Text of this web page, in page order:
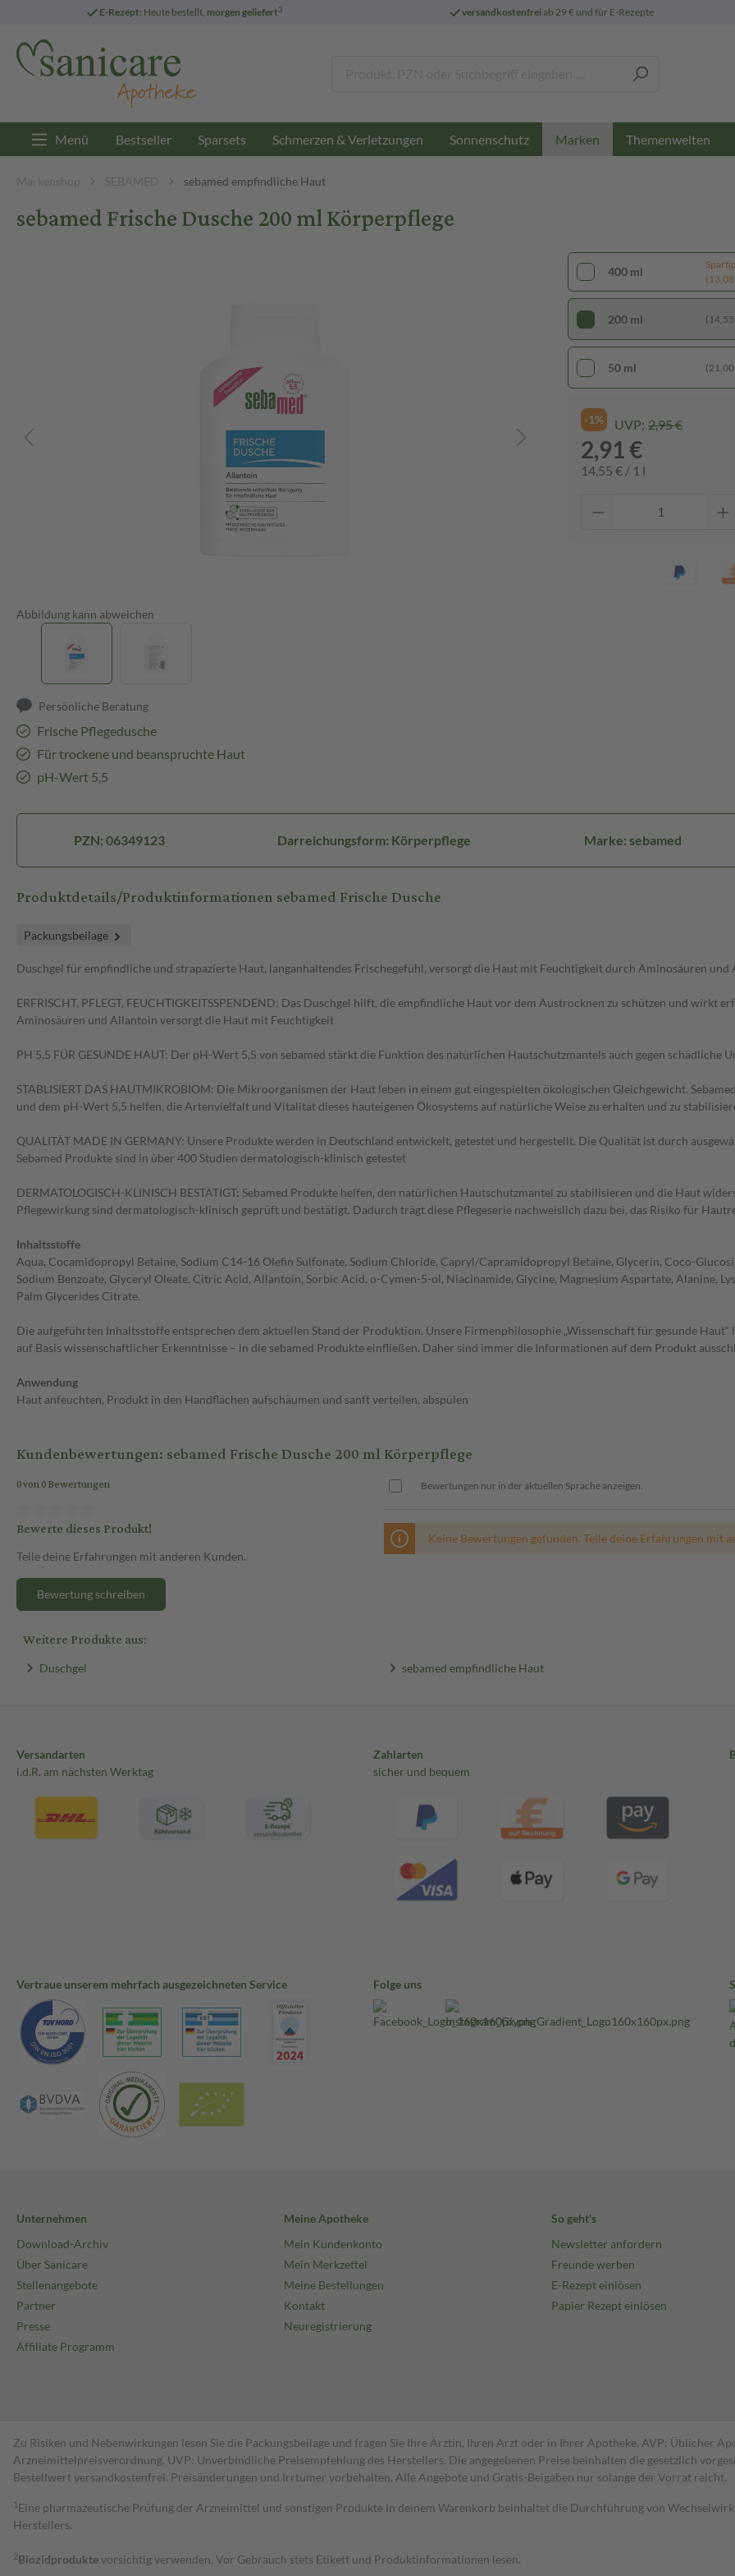
E-Rezept: Heute bestellt, morgen geliefert3 versandkostenfreiab 29 € und für E-Rezepte
Menü Bestseller Sparsets Schmerzen & Verletzungen Sonnenschutz Marken Themenwelten
Markenshop SEBAMED sebamed empfindliche Haut
sebamed Frische Dusche 200 ml Körperpflege
Abbildung kann abweichen
Persönliche Beratung
Frische Pflegedusche
Für trockene und beanspruchte Haut
pH-Wert 5,5
400 ml
(13,08
200 ml (14,55
50 ml (21,00
-1% UVP: 2,95 €
2,91 €
14,55 € / 1 l
PZN: 06349123 Darreichungsform: Körperpflege Marke: sebamed
Produktdetails/Produktinformationen sebamed Frische Dusche
Packungsbeilage
Duschgel für empfindliche und strapazierte Haut, langanhaltendes Frischegefühl, versorgt die Haut mit Feuchtigkeit durch Aminosäuren
ERFRISCHT, PFLEGT, FEUCHTIGKEITSSPENDEND: Das Duschgel hilft, die empfindliche Haut vor dem Austrocknen zu schützen und wirkt
Aminosäuren und Allantoin versorgt die Haut mit Feuchtigkeit
PH 5,5 FÜR GESUNDE HAUT: Der pH-Wert 5,5 von sebamed stärkt die Funktion des natürlichen Hautschutzmantels auch gegen schädliche
STABLISIERT DAS HAUTMIKROBIOM: Die Mikroorganismen der Haut leben in einem gut eingespielten ökologischen Gleichgewicht.
und dem pH-Wert 5,5 helfen, die Artenvielfalt und Vitalität dieses hauteigenen Ökosystems auf natürliche Weise zu erhalten und zu
QUALITÄT MADE IN GERMANY: Unsere Produkte werden in Deutschland entwickelt, getestet und hergestellt. Die Qualität ist durch
Sebamed Produkte sind in über 400 Studien dermatologisch-klinisch getestet
DERMATOLOGISCH-KLINISCH BESTÄTIGT: Sebamed Produkte helfen, den natürlichen Hautschutzmantel zu stabilisieren und die Haut
Pflegewirkung sind dermatologisch-klinisch geprüft und bestätigt. Dadurch trägt diese Pflegeserie nachweislich dazu bei, das Risiko für
Inhaltsstoffe
Aqua, Cocamidopropyl Betaine, Sodium C14-16 Olefin Sulfonate, Sodium Chloride, Capryl/Capramidopropyl Betaine, Glycerin, Coco-
Sodium Benzoate, Glyceryl Oleate, Citric Acid, Allantoin, Sorbic Acid, o-Cymen-5-ol, Niacinamide, Glycine, Magnesium Aspartate, Alanine,
Palm Glycerides Citrate.
Die aufgeführten Inhaltsstoffe entsprechen dem aktuellen Stand der Produktion. Unsere Firmenphilosophie „Wissenschaft für gesunde
auf Basis wissenschaftlicher Erkenntnisse – in die sebamed Produkte einfließen. Daher sind immer die Informationen auf dem Produkt
Anwendung
Haut anfeuchten, Produkt in den Handflächen aufschäumen und sanft verteilen, abspülen
Kundenbewertungen: sebamed Frische Dusche 200 ml Körperpflege
0 von 0 Bewertungen
Bewerte dieses Produkt!
Teile deine Erfahrungen mit anderen Kunden.
Bewertung schreiben
Bewertungen nur in der aktuellen Sprache anzeigen.
Keine Bewertungen gefunden. Teile deine Erfahrungen mit
Weitere Produkte aus:
Duschgel sebamed empfindliche Haut
Versandarten
i.d.R. am nächsten Werktag
Zahlarten
sicher und bequem
Vertraue unserem mehrfach ausgezeichneten Service Folge uns
Unternehmen
Download-Archiv
Über Sanicare
Stellenangebote
Partner
Presse
Affiliate Programm
Meine Apotheke
Mein Kundenkonto
Mein Merkzettel
Meine Bestellungen
Kontakt
Neuregistrierung
So geht's
Newsletter anfordern
Freunde werben
E-Rezept einlösen
Papier Rezept einlösen
Zu Risiken und Nebenwirkungen lesen Sie die Packungsbeilage und fragen Sie Ihre Ärztin, Ihren Arzt oder in Ihrer Apotheke. AVP: Üblicher
Arzneimittelpreisverordnung. UVP: Unverbindliche Preisempfehlung des Herstellers. Die angegebenen Preise beinhalten die gesetzlich
Bestell­wert versand­kosten­frei. Preisänderungen und Irrtümer vorbehalten. Alle Angebote und Gratis-Beigaben nur solange der Vorrat reicht.
1 Eine pharmazeutische Prüfung der Arzneimittel und sonstigen Produkte in deinem Warenkorb beinhaltet die Durchführung von
Herstellers.
2Biozidproduktevorsichtig verwenden. Vor Gebrauch stets Etikett und Produktinformationen lesen.